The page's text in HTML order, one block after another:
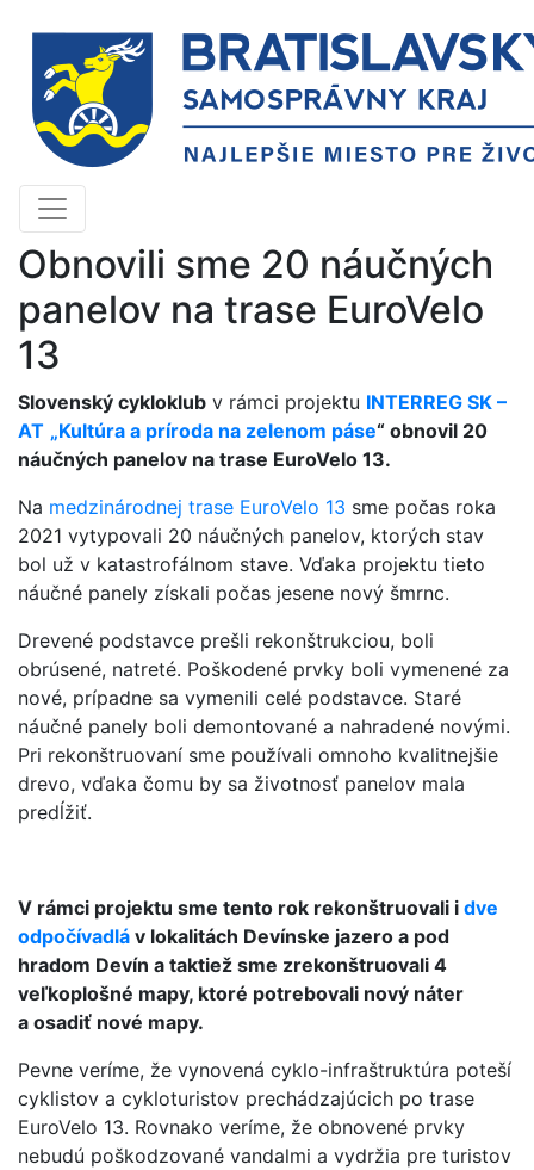
Obnovili sme 20 náučných
panelov na trase EuroVelo
13
Slovenský cykloklub v rámci projektu INTERREG SK –
AT „Kultúra a príroda na zelenom páse“ obnovil 20
náučných panelov na trase EuroVelo 13.
Na medzinárodnej trase EuroVelo 13 sme počas roka
2021 vytypovali 20 náučných panelov, ktorých stav
bol už v katastrofálnom stave. Vďaka projektu tieto
náučné panely získali počas jesene nový šmrnc.
Drevené podstavce prešli rekonštrukciou, boli
obrúsené, natreté. Poškodené prvky boli vymenené za
nové, prípadne sa vymenili celé podstavce. Staré
náučné panely boli demontované a nahradené novými.
Pri rekonštruovaní sme používali omnoho kvalitnejšie
drevo, vďaka čomu by sa životnosť panelov mala
predĺžiť.
V rámci projektu sme tento rok rekonštruovali i dve
odpočívadlá v lokalitách Devínske jazero a pod
hradom Devín a taktiež sme zrekonštruovali 4
veľkoplošné mapy, ktoré potrebovali nový náter
a osadiť nové mapy.
Pevne veríme, že vynovená cyklo-infraštruktúra poteší
cyklistov a cykloturistov prechádzajúcich po trase
EuroVelo 13. Rovnako veríme, že obnovené prvky
nebudú poškodzované vandalmi a vydržia pre turistov